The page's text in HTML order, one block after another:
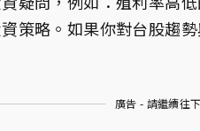
策略。如果你對台股趨
廣告 - 請繼續往